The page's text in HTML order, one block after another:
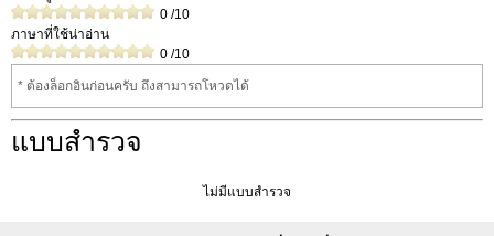
0 /10
ภาษาที่ใช้น่าอ่าน
0 /10
* ต้องล็อกอินก่อนครับ ถึงสามารถโหวดได้
แบบสำรวจ
ไม่มีแบบสำรวจ